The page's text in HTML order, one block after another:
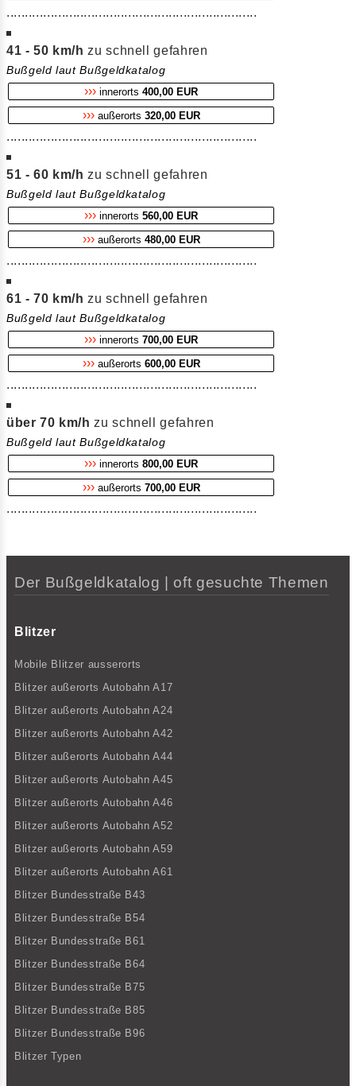
....................................................................
41 - 50 km/h zu schnell gefahren
Bußgeld laut Bußgeldkatalog
››› innerorts 400,00 EUR
›››außerorts 320,00 EUR
....................................................................
51 - 60 km/h zu schnell gefahren
Bußgeld laut Bußgeldkatalog
››› innerorts 560,00 EUR
›››außerorts 480,00 EUR
....................................................................
61 - 70 km/h zu schnell gefahren
Bußgeld laut Bußgeldkatalog
››› innerorts 700,00 EUR
›››außerorts 600,00 EUR
....................................................................
über 70 km/h zu schnell gefahren
Bußgeld laut Bußgeldkatalog
››› innerorts 800,00 EUR
›››außerorts 700,00 EUR
....................................................................
Der Bußgeldkatalog | oft gesuchte Themen
Blitzer
Mobile Blitzer ausserorts
Blitzer außerorts Autobahn A17
Blitzer außerorts Autobahn A24
Blitzer außerorts Autobahn A42
Blitzer außerorts Autobahn A44
Blitzer außerorts Autobahn A45
Blitzer außerorts Autobahn A46
Blitzer außerorts Autobahn A52
Blitzer außerorts Autobahn A59
Blitzer außerorts Autobahn A61
Blitzer Bundesstraße B43
Blitzer Bundesstraße B54
Blitzer Bundesstraße B61
Blitzer Bundesstraße B64
Blitzer Bundesstraße B75
Blitzer Bundesstraße B85
Blitzer Bundesstraße B96
Blitzer Typen